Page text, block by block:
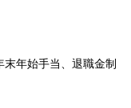
年始手当、退職金制